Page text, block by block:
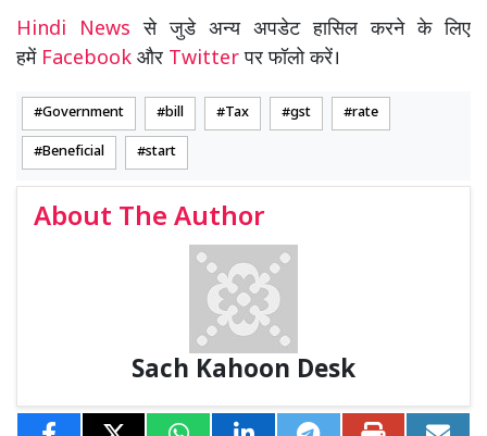
Hindi Newsसे जुडे अन्य अपडेट हासिल करने के लिए
हमें Facebook और Twitterपर फॉलो करें।
Government bill Tax gst rate
Beneficial start
About The Author
Sach Kahoon Desk